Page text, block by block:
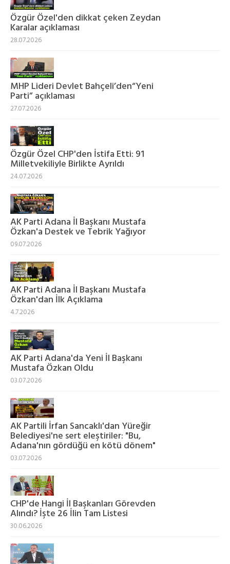
Özgür Özel'den dikkat çeken Zeydan
Karalar açıklaması
28.07.2026
MHP Lideri Devlet Bahçeli’den“Yeni
Parti” açıklaması
27.07.2026
Özgür Özel CHP'den İstifa Etti: 91
Milletvekiliyle Birlikte Ayrıldı
24.07.2026
AK Parti Adana İl Başkanı Mustafa
Özkan'a Destek ve Tebrik Yağıyor
09.07.2026
AK Parti Adana İl Başkanı Mustafa
Özkan'dan İlk Açıklama
4.7.2026
AK Parti Adana'da Yeni İl Başkanı
Mustafa Özkan Oldu
03.07.2026
AK Partili İrfan Sancaklı'dan Yüreğir
Belediyesi'ne sert eleştiriler: "Bu,
Adana'nın gördüğü en kötü dönem"
03.07.2026
CHP'de Hangi İl Başkanları Görevden
Alındı? İşte 26 İlin Tam Listesi
30.06.2026